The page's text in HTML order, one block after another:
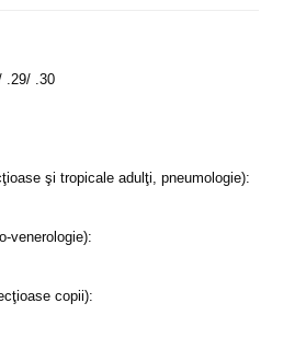
.29/ .30
şi tropicale adulţi, pneumologie):
venerologie):
copii):